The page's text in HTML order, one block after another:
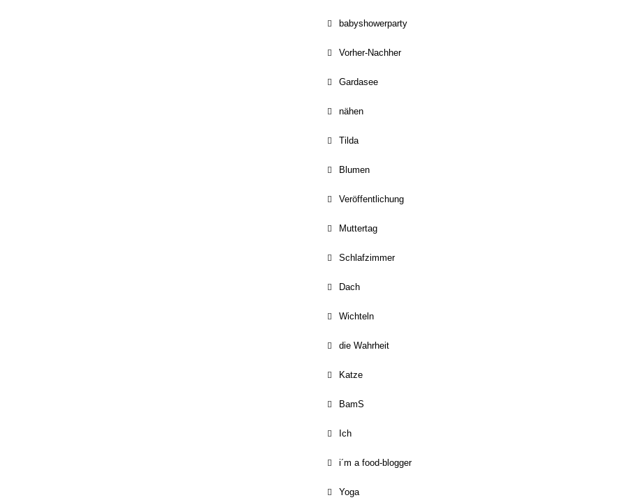
babyshowerparty
Vorher-Nachher
Gardasee
nähen
Tilda
Blumen
Veröffentlichung
Muttertag
Schlafzimmer
Dach
Wichteln
die Wahrheit
Katze
BamS
Ich
i´m a food-blogger
Yoga